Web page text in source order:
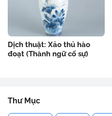
Dịch thuật: Xảo thủ hào
đoạt (Thành ngữ cố sự)
Thư Mục